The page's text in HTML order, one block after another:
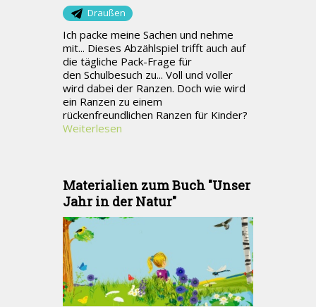
Draußen
Ich packe meine Sachen und nehme
mit... Dieses Abzählspiel trifft auch auf
die tägliche Pack-Frage für
den Schulbesuch zu... Voll und voller
wird dabei der Ranzen. Doch wie wird
ein Ranzen zu einem
rückenfreundlichen Ranzen für Kinder?
Weiterlesen
Materialien zum Buch "Unser
Jahr in der Natur"